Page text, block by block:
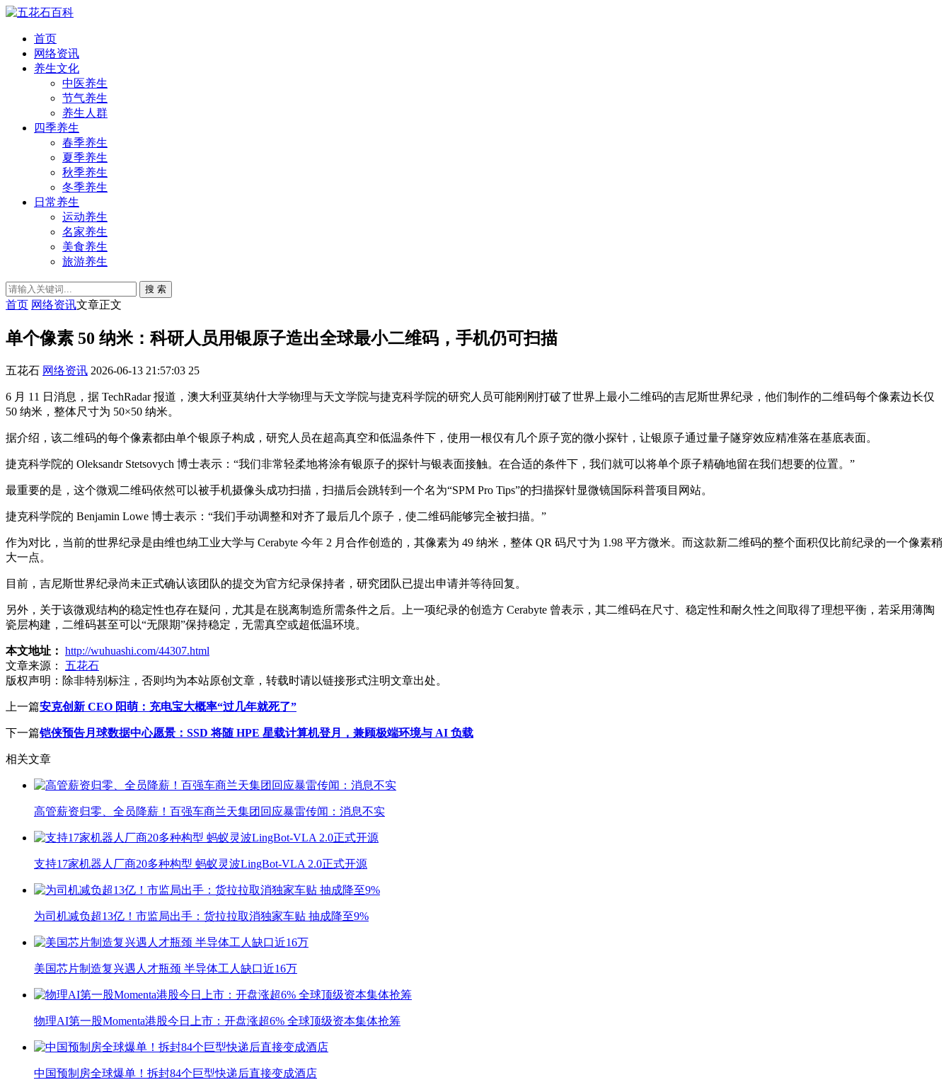
首页
网络资讯
养生文化
中医养生
节气养生
养生人群
四季养生
春季养生
夏季养生
秋季养生
冬季养生
日常养生
运动养生
名家养生
美食养生
旅游养生
搜 索
首页 网络资讯文章正文
单个像素 50 纳米：科研人员用银原子造出全球最小二维码，手机仍可扫描
五花石 网络资讯 2026-06-13 21:57:03 25
6 月 11 日消息，据 TechRadar 报道，澳大利亚莫纳什大学物理与天文学院与捷克科学院的研究人员可能刚刚打破了世界上最小二维码的吉尼斯世界纪录，他们制作的二维码每个像素边长仅
50 纳米，整体尺寸为 50×50 纳米。
据介绍，该二维码的每个像素都由单个银原子构成，研究人员在超高真空和低温条件下，使用一根仅有几个原子宽的微小探针，让银原子通过量子隧穿效应精准落在基底表面。
捷克科学院的 Oleksandr Stetsovych 博士表示：“我们非常轻柔地将涂有银原子的探针与银表面接触。在合适的条件下，我们就可以将单个原子精确地留在我们想要的位置。”
最重要的是，这个微观二维码依然可以被手机摄像头成功扫描，扫描后会跳转到一个名为“SPM Pro Tips”的扫描探针显微镜国际科普项目网站。
捷克科学院的 Benjamin Lowe 博士表示：“我们手动调整和对齐了最后几个原子，使二维码能够完全被扫描。”
作为对比，当前的世界纪录是由维也纳工业大学与 Cerabyte 今年 2 月合作创造的，其像素为 49 纳米，整体 QR 码尺寸为 1.98 平方微米。而这款新二维码的整个面积仅比前纪录的一个像素稍
大一点。
目前，吉尼斯世界纪录尚未正式确认该团队的提交为官方纪录保持者，研究团队已提出申请并等待回复。
另外，关于该微观结构的稳定性也存在疑问，尤其是在脱离制造所需条件之后。上一项纪录的创造方 Cerabyte 曾表示，其二维码在尺寸、稳定性和耐久性之间取得了理想平衡，若采用薄陶
瓷层构建，二维码甚至可以“无限期”保持稳定，无需真空或超低温环境。
本文地址： http://wuhuashi.com/44307.html
文章来源：
五花石
版权声明： 除非特别标注，否则均为本站原创文章，转载时请以链接形式注明文章出处。
上一篇安克创新 CEO 阳萌：充电宝大概率“过几年就死了”
下一篇铠侠预告月球数据中心愿景：SSD 将随 HPE 星载计算机登月，兼顾极端环境与 AI 负载
相关文章
高管薪资归零、全员降薪！百强车商兰天集团回应暴雷传闻：消息不实
支持17家机器人厂商20多种构型 蚂蚁灵波LingBot-VLA 2.0正式开源
为司机减负超13亿！市监局出手：货拉拉取消独家车贴 抽成降至9%
美国芯片制造复兴遇人才瓶颈 半导体工人缺口近16万
物理AI第一股Momenta港股今日上市：开盘涨超6% 全球顶级资本集体抢筹
中国预制房全球爆单！拆封84个巨型快递后直接变成酒店